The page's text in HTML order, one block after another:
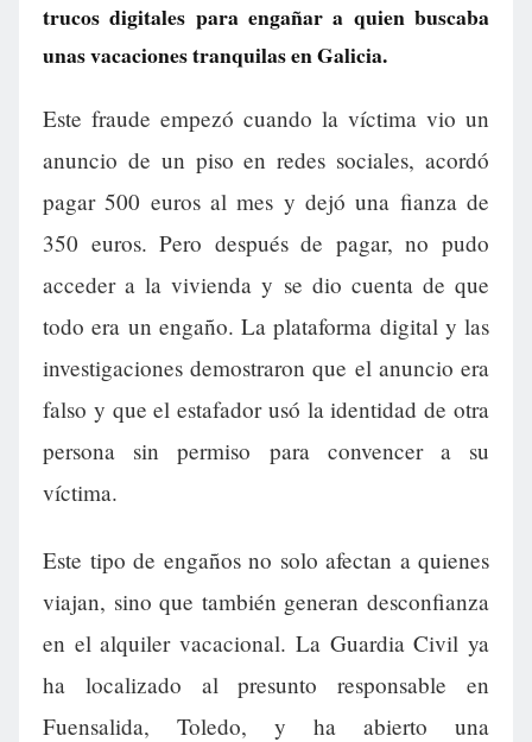
trucos digitales para engañar a quien buscaba
unas vacaciones tranquilas en Galicia.
Este fraude empezó cuando la víctima vio un
anuncio de un piso en redes sociales, acordó
pagar 500 euros al mes y dejó una fianza de
350 euros. Pero después de pagar, no pudo
acceder a la vivienda y se dio cuenta de que
todo era un engaño. La plataforma digital y las
investigaciones demostraron que el anuncio era
falso y que el estafador usó la identidad de otra
persona sin permiso para convencer a su
víctima.
Este tipo de engaños no solo afectan a quienes
viajan, sino que también generan desconfianza
en el alquiler vacacional. La Guardia Civil ya
ha localizado al presunto responsable en
Fuensalida, Toledo, y ha abierto una